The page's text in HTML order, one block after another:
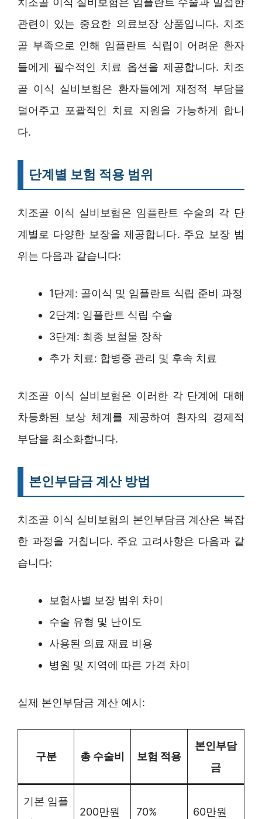
관련이 있는 중요한 의료보장 상품입니다. 치조
골 부족으로 인해 임플란트 식립이 어려운 환자
들에게 필수적인 치료 옵션을 제공합니다. 치조
골 이식 실비보험은 환자들에게 재정적 부담을
덜어주고 포괄적인 치료 지원을 가능하게 합니
다.
단계별 보험 적용 범위
치조골 이식 실비보험은 임플란트 수술의 각 단
계별로 다양한 보장을 제공합니다. 주요 보장 범
위는 다음과 같습니다:
1단계: 골이식 및 임플란트 식립 준비 과정
2단계: 임플란트 식립 수술
3단계: 최종 보철물 장착
추가 치료: 합병증 관리 및 후속 치료
치조골 이식 실비보험은 이러한 각 단계에 대해
차등화된 보상 체계를 제공하여 환자의 경제적
부담을 최소화합니다.
본인부담금 계산 방법
치조골 이식 실비보험의 본인부담금 계산은 복잡
한 과정을 거칩니다. 주요 고려사항은 다음과 같
습니다:
보험사별 보장 범위 차이
수술 유형 및 난이도
사용된 의료 재료 비용
병원 및 지역에 따른 가격 차이
실제 본인부담금 계산 예시:
구분 총 수술비 보험 적용
본인부담
금
기본 임플
200만원 70% 60만원